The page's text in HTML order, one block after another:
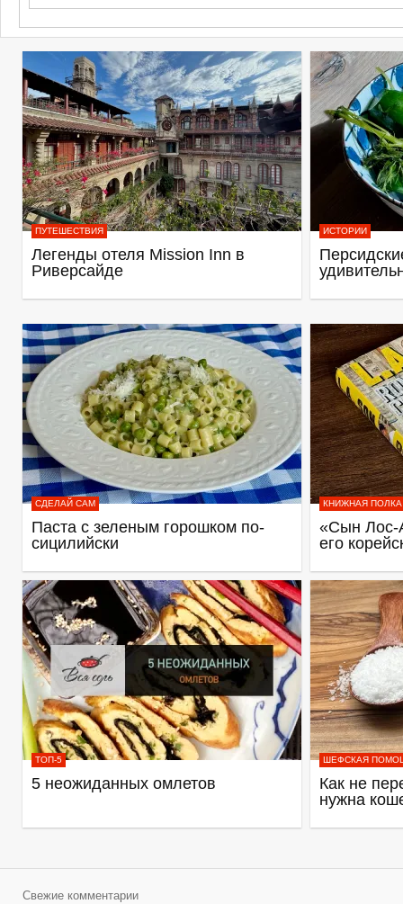
ПУТЕШЕСТВИЯ
Легенды отеля Mission Inn в
Риверсайде
ИСТОРИИ
СДЕЛАЙ САМ
Паста с зеленым горошком по-
сицилийски
КНИЖНАЯ ПОЛКА
«Сын Лос-
его
ТОП-5
5 неожиданных омлетов
ШЕФСКАЯ
Как не
нужна
Свежие комментарии